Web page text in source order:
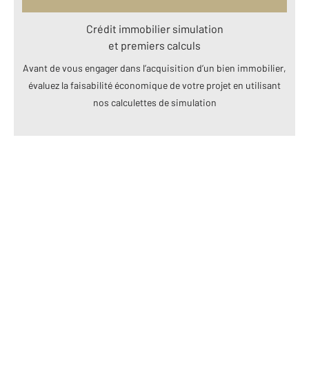
Crédit immobilier simulation
et premiers calculs
Avant de vous engager dans l’acquisition d’un bien immobilier,
évaluez la faisabilité économique de votre projet en utilisant
nos calculettes de simulation